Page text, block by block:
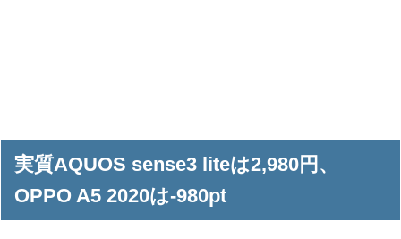
実質AQUOS sense3 liteは2,980円、
OPPO A5 2020は-980pt